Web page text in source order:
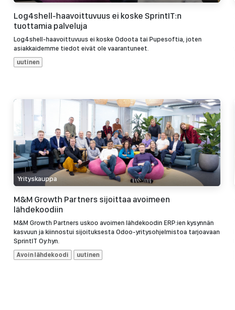
Log4shell-haavoittuvuus ei koske SprintIT:n
tuottamia palveluja
Log4shell-haavoittuvuus ei koske Odoota tai Pupesoftia, joten
asiakkaidemme tiedot eivät ole vaarantuneet.
uutinen
Yrityskauppa
M&M Growth Partners sijoittaa avoimeen
lähdekoodiin
M&M Growth Partners uskoo avoimen lähdekoodin ERP:ien kysynnän
kasvuun ja kiinnostui sijoituksesta Odoo-yritysohjelmistoa tarjoavaan
SprintIT Oy:hyn.
Avoin lähdekoodi
uutinen